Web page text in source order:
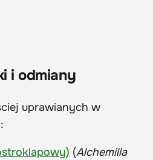
i odmiany
uprawianych w
(Alchemilla